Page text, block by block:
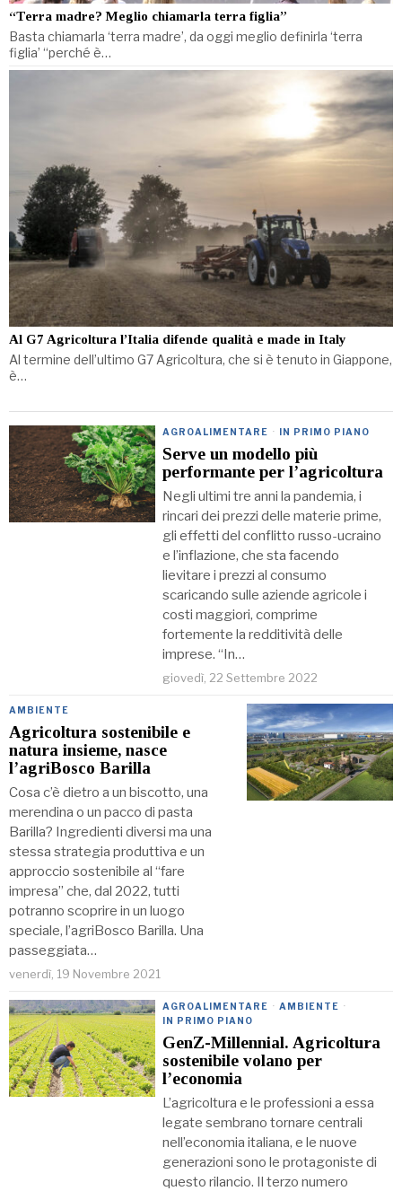
“Terra madre? Meglio chiamarla terra figlia”
Basta chiamarla ‘terra madre’, da oggi meglio definirla ‘terra
figlia’ “perché è…
Al G7 Agricoltura l’Italia difende qualità e made in Italy
Al termine dell’ultimo G7 Agricoltura, che si è tenuto in Giappone,
è…
AGROALIMENTARE · IN PRIMO PIANO
Serve un modello più
performante per l’agricoltura
Negli ultimi tre anni la pandemia, i
rincari dei prezzi delle materie prime,
gli effetti del conflitto russo-ucraino
e l’inflazione, che sta facendo
lievitare i prezzi al consumo
scaricando sulle aziende agricole i
costi maggiori, comprime
fortemente la redditività delle
imprese. “In…
giovedì, 22 Settembre 2022
AMBIENTE
Agricoltura sostenibile e
natura insieme, nasce
l’agriBosco Barilla
Cosa c’è dietro a un biscotto, una
merendina o un pacco di pasta
Barilla? Ingredienti diversi ma una
stessa strategia produttiva e un
approccio sostenibile al “fare
impresa” che, dal 2022, tutti
potranno scoprire in un luogo
speciale, l’agriBosco Barilla. Una
passeggiata…
venerdì, 19 Novembre 2021
AGROALIMENTARE · AMBIENTE ·
IN PRIMO PIANO
GenZ-Millennial. Agricoltura
sostenibile volano per
l’economia
L’agricoltura e le professioni a essa
legate sembrano tornare centrali
nell’economia italiana, e le nuove
generazioni sono le protagoniste di
questo rilancio. Il terzo numero